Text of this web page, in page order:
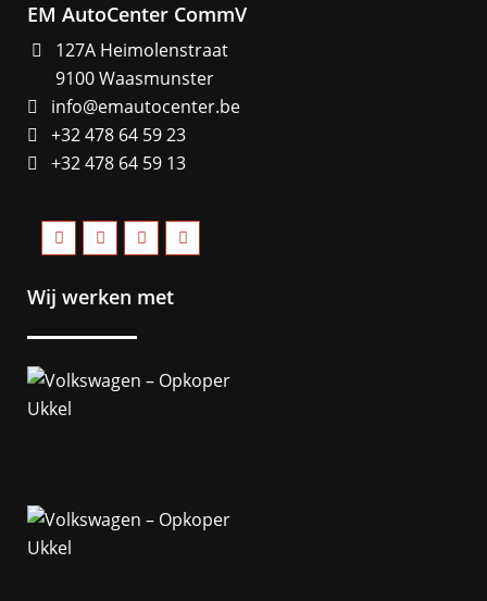
EM AutoCenter CommV
127A Heimolenstraat
9100 Waasmunster
info@emautocenter.be
+32 478 64 59 23
+32 478 64 59 13
Wij werken met